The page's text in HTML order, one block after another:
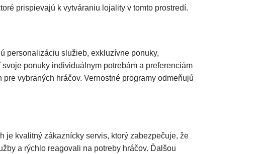
prispievajú k vytváraniu lojality v tomto prostredí.
personalizáciu služieb, exkluzívne ponuky,
ponuky individuálnym potrebám a preferenciám
vybraných hráčov. Vernostné programy odmeňujú
je kvalitný zákaznícky servis, ktorý zabezpečuje, že
a rýchlo reagovali na potreby hráčov. Ďalšou